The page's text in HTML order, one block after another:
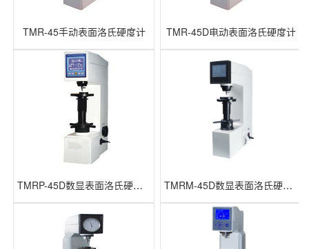
TMR-45手动表面洛氏硬度计 TMR-45D电动表面洛氏硬度计
TMRP-45D数显表面洛氏硬度计 TMRM-45D数显表面洛氏硬度计